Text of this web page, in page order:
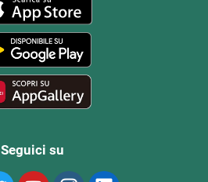
Seguici su